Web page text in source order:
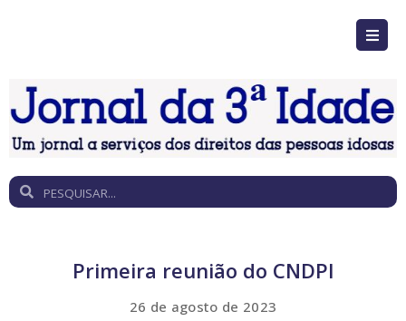
Primeira reunião do CNDPI
26 de agosto de 2023